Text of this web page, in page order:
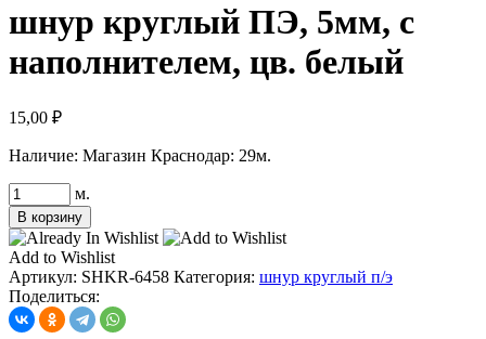
шнур круглый ПЭ, 5мм, с
наполнителем, цв. белый
15,00 ₽
Наличие: Магазин Краснодар: 29м.
Количество
товара
шнур
круглый
ПЭ,
5мм,
с
наполнителем,
м.
В корзину
Add to Wishlist
Артикул: SHKR-6458 Категория: шнур круглый п/э
Поделиться: